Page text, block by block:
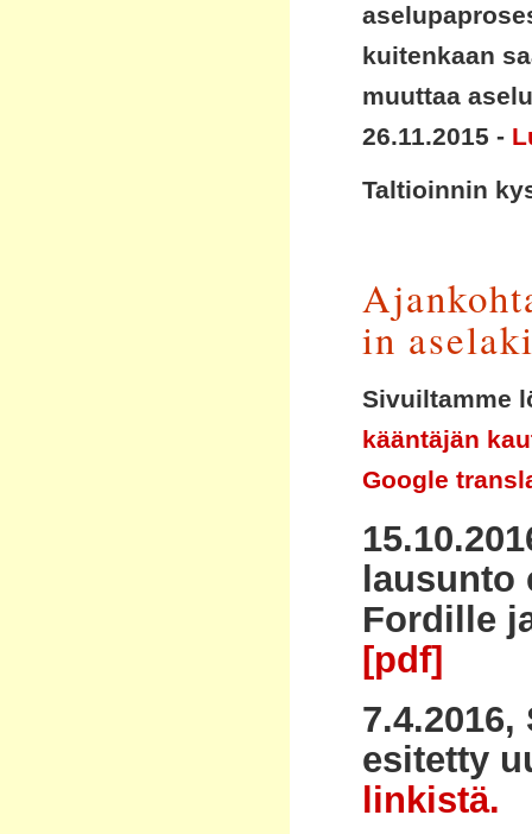
kuitenkaan
muuttaa
26.11.2015 -
Taltioinnin
in
Sivuiltamme
kääntäjän
Google
Fordille
[pdf]
esitetty
linkistä.